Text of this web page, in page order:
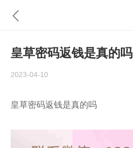
皇草密码返钱是真的吗
2023-04-10
皇草密码返钱是真的吗